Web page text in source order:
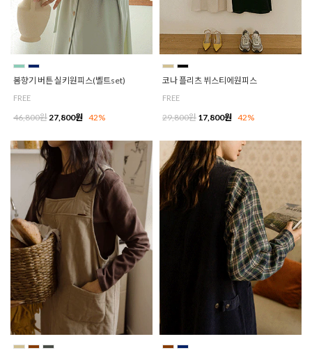
봄향기 버튼 실키원피스(벨트set)
FREE
46,800원27,800원 42%
코나 플리츠 뷔스티에원피스
FREE
29,800원 17,800원 42%